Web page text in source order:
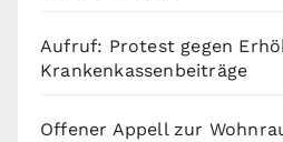
Aufruf: Protest gegen
Krankenkassenbeiträge
Offener Appell zur